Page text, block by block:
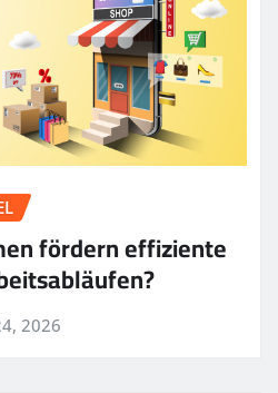
fördern effiziente
2026